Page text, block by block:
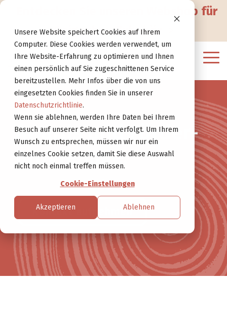
Unsere Website speichert Cookies auf Ihrem
Computer. Diese Cookies werden verwendet, um
Ihre Website-Erfahrung zu optimieren und Ihnen
einen persönlich auf Sie zugeschnittenen Service
bereitzustellen. Mehr Infos über die von uns
eingesetzten Cookies finden Sie in unserer
Datenschutzrichtlinie.
Wenn sie ablehnen, werden Ihre Daten bei Ihrem
Besuch auf unserer Seite nicht verfolgt. Um Ihrem
Wunsch zu entsprechen, müssen wir nur ein
einzelnes Cookie setzen, damit Sie diese Auswahl
nicht noch einmal treffen müssen.
Cookie-Einstellungen
Akzeptieren Ablehnen
Zur
Entdecken Sie unseren Webshop für
Geigenbau Zubehör
Awards und Förder­
programme.
Kontakt aufnehmen